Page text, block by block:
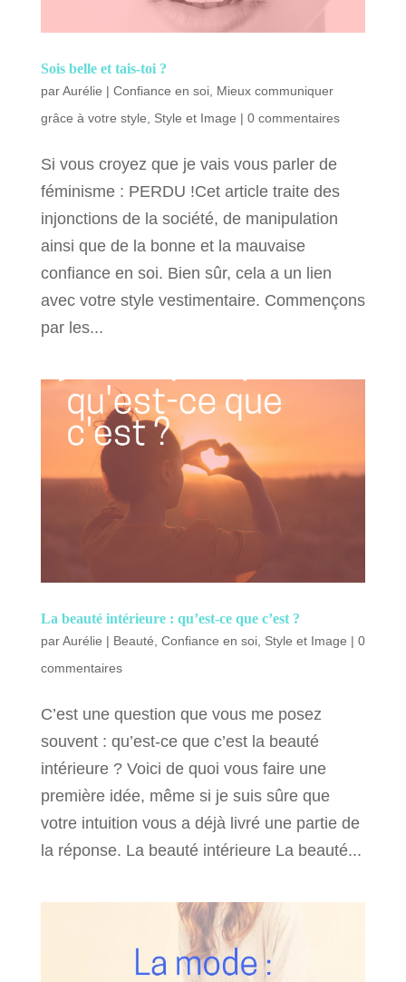
Sois belle et tais-toi ?
parAurélie | Confiance en soi, Mieux communiquer
grâce à votre style
Style et Image | 0 commentaires
Si vous croyez que je vais vous parler de
féminisme : PERDU !Cet article traite des
injonctions de la société, de manipulation
ainsi que de la bonne et la mauvaise
confiance en soi. Bien sûr, cela a un lien
avec votre style vestimentaire. Commençons
par les...
La beauté intérieure : qu’est-ce que c’est ?
parAurélie | Beauté Confiance en soi, Style et Image | 0
commentaires
C’est une question que vous me posez
souvent : qu’est-ce que c’est la beauté
intérieure ? Voici de quoi vous faire une
première idée, même si je suis sûre que
votre intuition vous a déjà livré une partie de
la réponse. La beauté intérieure La beauté...